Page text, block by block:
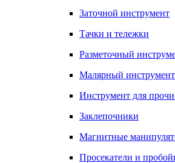
Заточной инструмент
Тачки и тележки
Разметочный
Малярный инструмент
Инструмент для
Заклепочники
Магнитные
Просекатели и